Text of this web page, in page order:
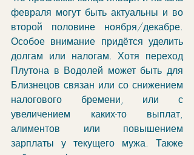
февраля могут быть актуальны и во
второй половине ноября/декабре.
Особое внимание придётся уделить
долгам или налогам. Хотя переход
Плутона в Водолей может быть для
Близнецов связан или со снижением
налогового бремени, или с
увеличением каких-то выплат,
алиментов или повышением
зарплаты у текущего мужа. Также